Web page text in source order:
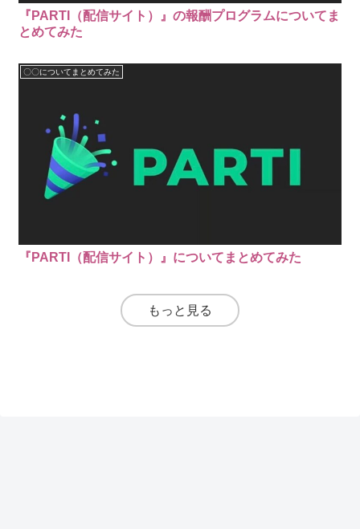
『PARTI（配信サイト）』の報酬プログラムについてま
とめてみた
〇〇についてまとめてみた
『PARTI（配信サイト）』についてまとめてみた
もっと見る